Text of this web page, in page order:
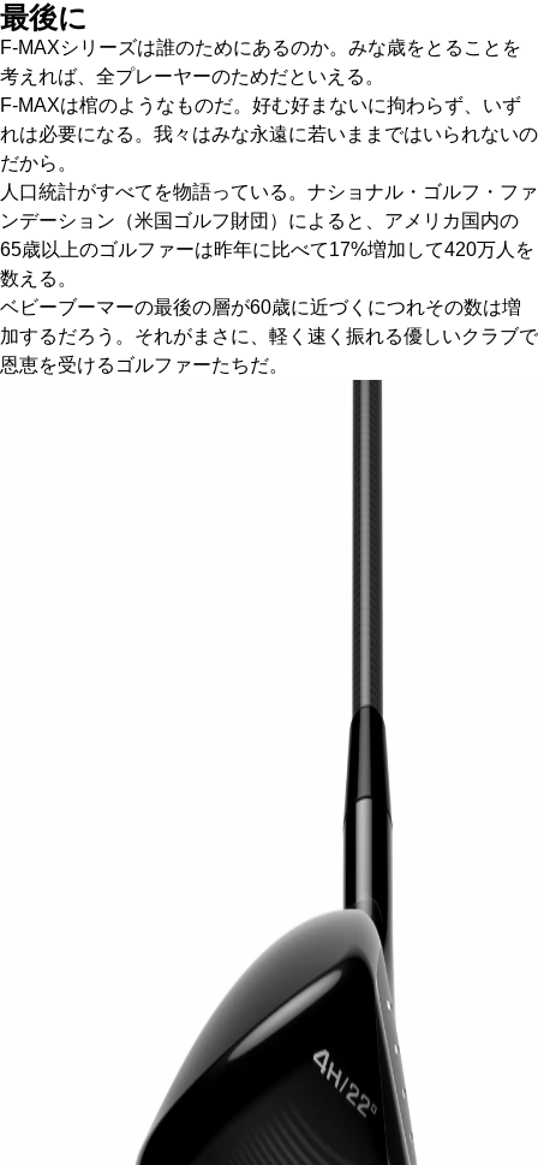
最後に
F-MAXシリーズは誰のためにあるのか。みな歳をとることを
考えれば、全プレーヤーのためだといえる。
F-MAXは棺のようなものだ。好む好まないに拘わらず、いず
れは必要になる。我々はみな永遠に若いままではいられないの
だから。
人口統計がすべてを物語っている。ナショナル・ゴルフ・ファ
ンデーション（米国ゴルフ財団）によると、アメリカ国内の
65歳以上のゴルファーは昨年に比べて17%増加して420万人を
数える。
ベビーブーマーの最後の層が60歳に近づくにつれその数は増
加するだろう。それがまさに、軽く速く振れる優しいクラブで
恩恵を受けるゴルファーたちだ。